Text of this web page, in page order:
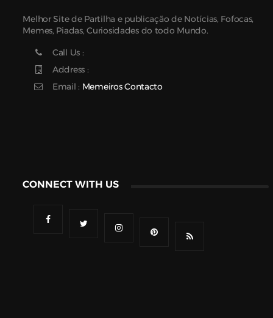
Melhor Site de Partilha e publicação de Notícias, Fofocas,
Memes, Piadas, Curiosidades do todo Mundo.
Call Us :
Address :
Email : Memeiros Contacto
CONNECT WITH US